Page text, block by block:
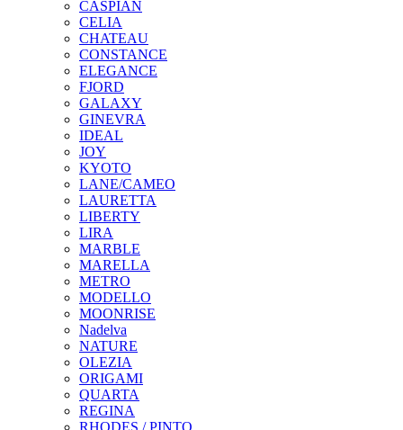
CASPIAN
CELIA
CHATEAU
CONSTANCE
ELEGANCE
FJORD
GALAXY
GINEVRA
IDEAL
JOY
KYOTO
LANE/CAMEO
LAURETTA
LIBERTY
LIRA
MARBLE
MARELLA
METRO
MODELLO
MOONRISE
Nadelva
NATURE
OLEZIA
ORIGAMI
QUARTA
REGINA